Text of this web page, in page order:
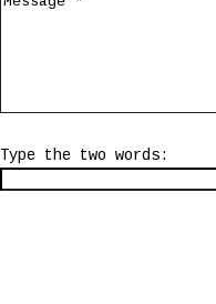
Type the two words: